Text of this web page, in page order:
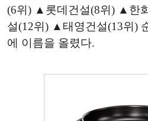
(6위) ▲롯데건설(8위) ▲한
설(12위) ▲태영건설(13위)
에 이름을 올렸다.